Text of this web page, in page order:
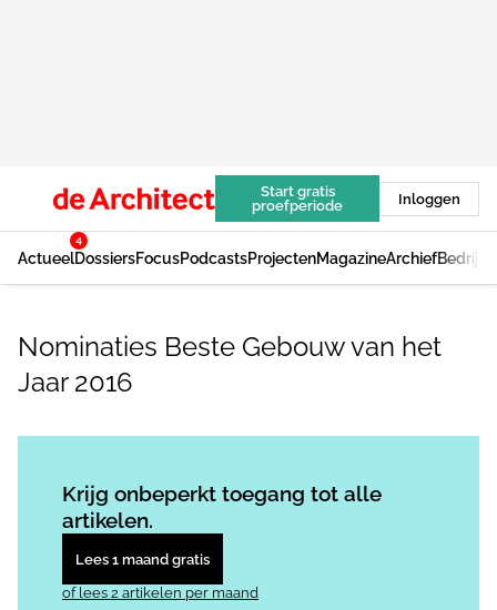
Start gratis
proefperiode
Inloggen
Actueel
4
DossiersFocusPodcastsProjectenMagazineArchief
Nominaties Beste Gebouw van het
Jaar 2016
Krijg onbeperkt toegang tot alle
artikelen.
Lees 1 maand gratis
of lees 2 artikelen per maand